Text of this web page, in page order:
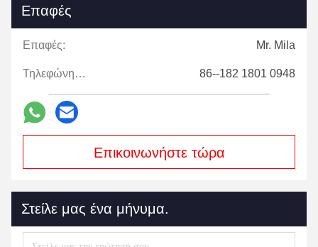
Επαφές
Επαφές: Mr. Mila
Τηλεφώνημα: 86--182 1801 0948
Επικοινωνήστε τώρα
Στείλε μας ένα μήνυμα.